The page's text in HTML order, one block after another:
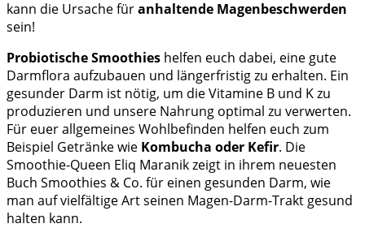
kann die Ursache füranhaltende Magenbeschwerden
sein!
Probiotische Smoothies helfen euch dabei, eine gute
Darmflora aufzubauen und längerfristig zu erhalten. Ein
gesunder Darm ist nötig, um die Vitamine B und K zu
produzieren und unsere Nahrung optimal zu verwerten.
Für euer allgemeines Wohlbefinden helfen euch zum
Beispiel Getränke wie Kombucha oder Kefir. Die
Smoothie-Queen Eliq Maranik zeigt in ihrem neuesten
Buch Smoothies & Co. für einen gesunden Darm, wie
man auf vielfältige Art seinen Magen-Darm-Trakt gesund
halten kann.